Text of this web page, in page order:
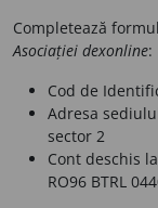
Completează
Asociației dexonline:
Cod de
Adresa
sector 2
Cont deschis la
RO96 BTRL